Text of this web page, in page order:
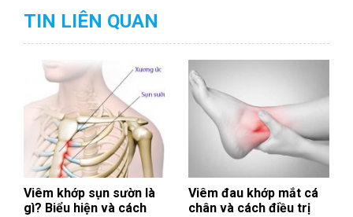
TIN LIÊN QUAN
Viêm khớp sụn sườn là
gì? Biểu hiện và cách
Viêm đau khớp mắt cá
chân và cách điều trị